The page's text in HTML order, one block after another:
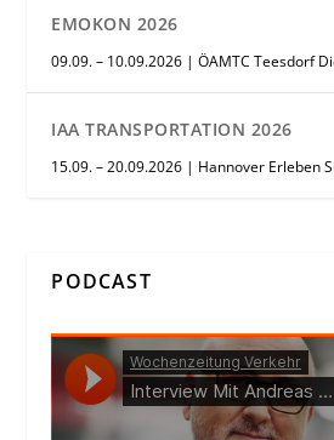
EMOKON 2026
09.09. – 10.09.2026 | ÖAMTC Teesdorf
IAA TRANSPORTATION 2026
15.09. – 20.09.2026 | Hannover Erleben
PODCAST